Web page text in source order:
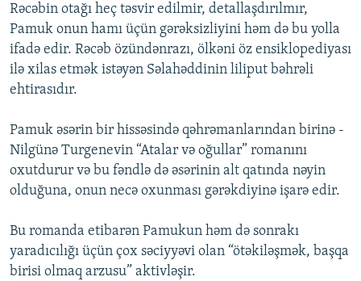
Rəcəbin otağı heç təsvir edilmir, detallaşdırılmır,
Pamuk onun hamı üçün gərəksizliyini həm də bu yolla
ifadə edir. Rəcəb özündənrazı, ölkəni öz ensiklopediyası
ilə xilas etmək istəyən Səlahəddinin liliput bəhrəli
ehtirasıdır.
Pamuk əsərin bir hissəsində qəhrəmanlarından birinə -
Nilgünə Turgenevin “Atalar və oğullar” romanını
oxutdurur və bu fəndlə də əsərinin alt qatında nəyin
olduğuna, onun necə oxunması gərəkdiyinə işarə edir.
Bu romanda etibarən Pamukun həm də sonrakı
yaradıcılığı üçün çox səciyyəvi olan “ötəkiləşmək, başqa
birisi olmaq arzusu” aktivləşir.